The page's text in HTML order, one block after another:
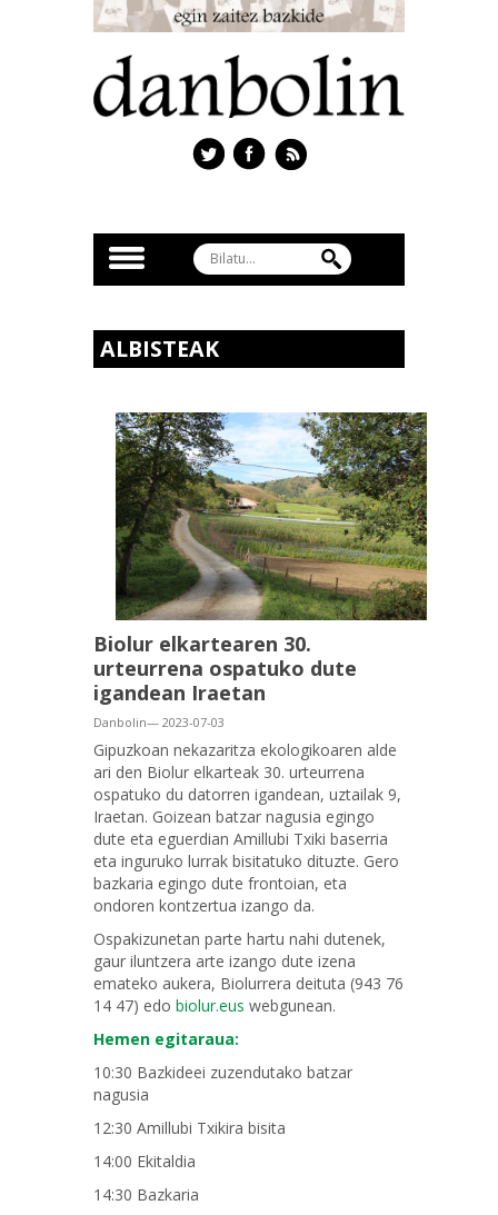
ALBISTEAK
Biolur elkartearen 30.
urteurrena ospatuko dute
igandean Iraetan
Danbolin— 2023-07-03
Gipuzkoan nekazaritza ekologikoaren alde
ari den Biolur elkarteak 30. urteurrena
ospatuko du datorren igandean, uztailak 9,
Iraetan. Goizean batzar nagusia egingo
dute eta eguerdian Amillubi Txiki baserria
eta inguruko lurrak bisitatuko dituzte. Gero
bazkaria egingo dute frontoian, eta
ondoren kontzertua izango da.
Ospakizunetan parte hartu nahi dutenek,
gaur iluntzera arte izango dute izena
emateko aukera, Biolurrera deituta (943 76
14 47) edo biolur.eus webgunean.
Hemen egitaraua:
10:30 Bazkideei zuzendutako batzar
nagusia
12:30 Amillubi Txikira bisita
14:00 Ekitaldia
14:30 Bazkaria